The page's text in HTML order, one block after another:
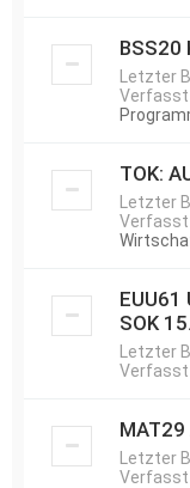
BSS20
Letzter
Verfasst
TOK:
Letzter
Verfasst
SOK
Letzter
Verfasst
MAT29
Letzter
Verfasst